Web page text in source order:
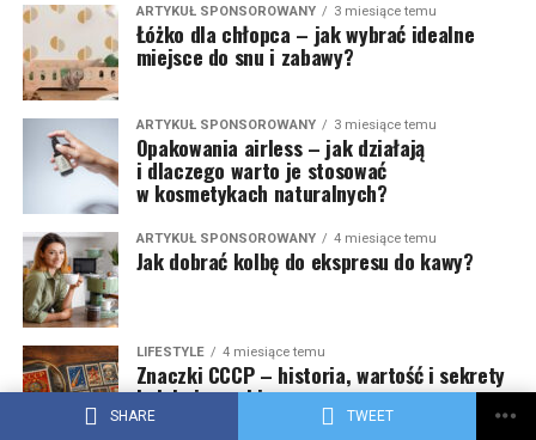
SHARE TWEET
ARTYKUŁ SPONSOROWANY 3 miesiące temu
Łóżko dla chłopca – jak wybrać idealne
miejsce do snu i zabawy?
ARTYKUŁ SPONSOROWANY 3 miesiące temu
Opakowania airless – jak działają
i dlaczego warto je stosować
w kosmetykach naturalnych?
ARTYKUŁ SPONSOROWANY 4 miesiące temu
Jak dobrać kolbę do ekspresu do kawy?
LIFESTYLE 4 miesiące temu
Znaczki CCCP – historia, wartość i sekrety
kolekcjonerskie